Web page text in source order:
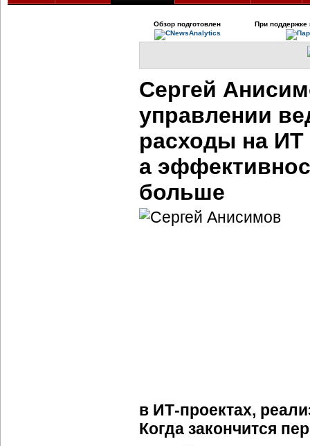
Обзор подготовлен При поддержке
Сергей
управлении
расходы на
а
больше
в ИТ-проектах,
Когда закончится